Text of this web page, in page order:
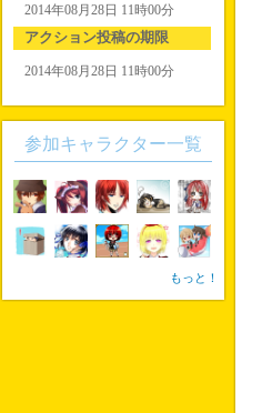
2014年08月28日 11時00分
アクション投稿の期限
2014年08月28日 11時00分
参加キャラクター一覧
もっと！